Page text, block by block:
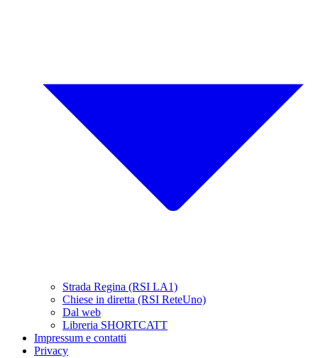
Strada Regina (RSI LA1)
Chiese in diretta (RSI ReteUno)
Dal web
Libreria SHORTCATT
Impressum e contatti
Privacy